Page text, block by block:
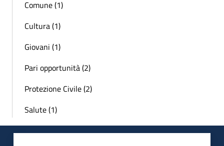
Comune (1)
Cultura (1)
Giovani (1)
Pari opportunità (2)
Protezione Civile (2)
Salute (1)